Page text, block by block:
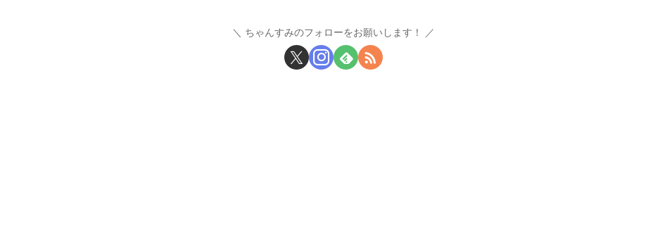
ちゃんすみのフォローをお願いします！